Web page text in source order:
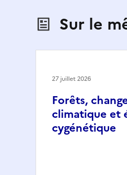
Sur le
Forêts,
climatique et
cygénétique
27 juillet 2026